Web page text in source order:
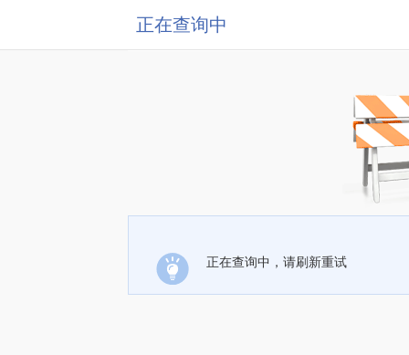
正在查询中
正在查询中，请刷新重试